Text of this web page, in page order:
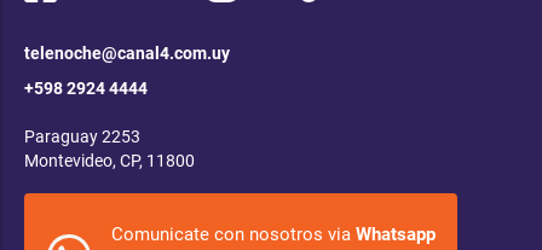
telenoche@canal4.com.uy
+598 2924 4444
Paraguay 2253
Montevideo, CP, 11800
Comunicate con nosotros via Whatsapp